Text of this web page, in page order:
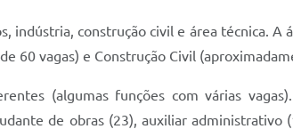
indústria, construção civil e área técnica. A
60 vagas) e Construção Civil
(algumas funções com várias
de obras (23), auxiliar administrativo